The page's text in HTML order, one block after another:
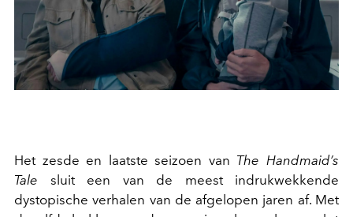
Het zesde en laatste seizoen van The Handmaid’s
Tale sluit een van de meest indrukwekkende
dystopische verhalen van de afgelopen jaren af. Met